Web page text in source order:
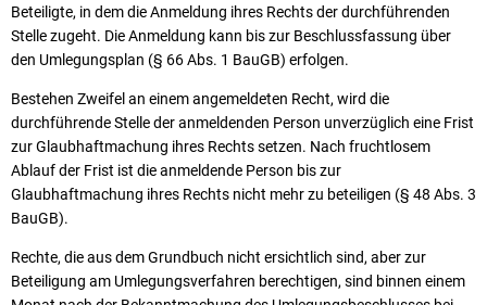
Beteiligte, in dem die Anmeldung ihres Rechts der durchführenden
Stelle zugeht. Die Anmeldung kann bis zur Beschlussfassung über
den Umlegungsplan (§ 66 Abs. 1 BauGB) erfolgen.
Bestehen Zweifel an einem angemeldeten Recht, wird die
durchführende Stelle der anmeldenden Person unverzüglich eine Frist
zur Glaubhaftmachung ihres Rechts setzen. Nach fruchtlosem
Ablauf der Frist ist die anmeldende Person bis zur
Glaubhaftmachung ihres Rechts nicht mehr zu beteiligen (§ 48 Abs. 3
BauGB).
Rechte, die aus dem Grundbuch nicht ersichtlich sind, aber zur
Beteiligung am Umlegungsverfahren berechtigen, sind binnen einem